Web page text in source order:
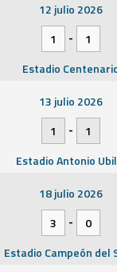
12 julio 2026
1
-
1
Estadio
13 julio 2026
1
-
1
Estadio Antonio
18 julio 2026
3
-
0
Estadio Campeón del